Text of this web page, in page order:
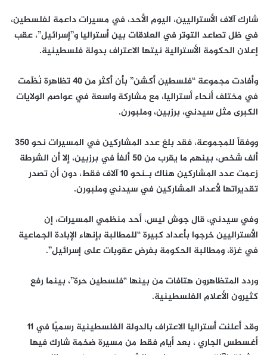
شارك آلاف الأستراليين، اليوم الأحد، في مسيرات داعمة لفلسطين،
في ظل تصاعد التوتر في العلاقات بين أستراليا و”إسرائيل”، عقب
إعلان الحكومة الأسترالية نيتها الاعتراف بدولة فلسطينية.
وأفادت مجموعة “فلسطين أكشن” بأن أكثر من 40 تظاهرة نُظّمت
في مختلف أنحاء أستراليا، مع مشاركة واسعة في عواصم الولايات
الكبرى مثل سيدني، برزبين، وملبورن.
ووفقاً للمجموعة، فقد بلغ عدد المشاركين في المسيرات نحو 350
ألف شخص، بينهم ما يقرب من 50 ألفاً في برزبين، إلا أن الشرطة
زعمت عدد المشاركين هناك بـنحو 10 آلاف فقط، دون أن تصدر
تقديراتها لأعداد المشاركين في سيدني وملبورن.
وفي سيدني، قال جوش ليس، أحد منظمي المسيرات، إن
الأستراليين خرجوا بأعداد كبيرة “للمطالبة بإنهاء الإبادة الجماعية
في غزة، ومطالبة الحكومة بفرض عقوبات على إسرائيل”.
وردد المتظاهرون هتافات من بينها “فلسطين حرة”، بينما رفع
كثيرون الأعلام الفلسطينية.
وقد أعلنت أستراليا الاعتراف بالدولة الفلسطينية رسميًا في 11
أغسطس الجاري ، بعد أيام فقط من مسيرة ضخمة شارك فيها